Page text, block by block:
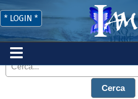
Cerca
* LOGIN *